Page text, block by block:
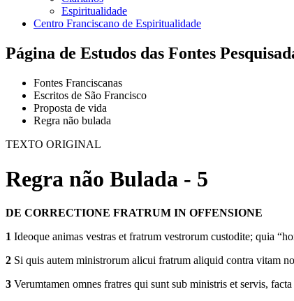
Espiritualidade
Centro Franciscano de Espiritualidade
Página de Estudos das Fontes
Fontes Franciscanas
Escritos de São Francisco
Proposta de vida
Regra não bulada
TEXTO ORIGINAL
Regra não Bulada - 5
DE CORRECTIONE FRATRUM IN OFFENSIONE
1 Ideoque animas vestras et fratrum vestrorum custodite; quia
2 Si quis autem ministrorum alicui fratrum aliquid contra vitam
3 Verumtamen omnes fratres qui sunt sub ministris et servis,